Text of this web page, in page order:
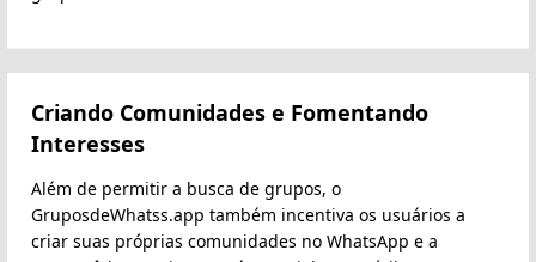
Criando Comunidades e Fomentando
Interesses
Além de permitir a busca de grupos, o
GruposdeWhatss.app também incentiva os usuários a
criar suas próprias comunidades no WhatsApp e a